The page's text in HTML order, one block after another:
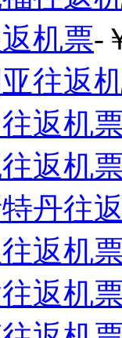
机票-
往返
返机
返机
丹往
返机
返机